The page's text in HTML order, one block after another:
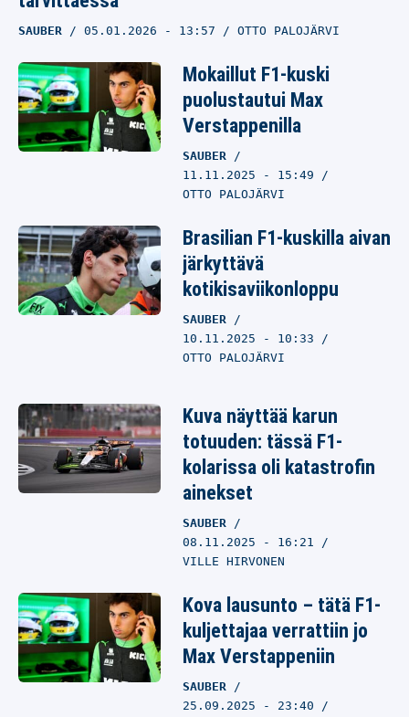
SAUBER 05.01.2026 - 13:57 OTTO PALOJÄRVI
Mokaillut F1-kuski
puolustautui Max
Verstappenilla
SAUBER
11.11.2025 - 15:49
OTTO PALOJÄRVI
Brasilian F1-kuskilla aivan
järkyttävä
kotikisaviikonloppu
SAUBER
10.11.2025 - 10:33
OTTO PALOJÄRVI
Kuva näyttää karun
totuuden: tässä F1-
kolarissa oli katastrofin
ainekset
SAUBER
08.11.2025 - 16:21
VILLE HIRVONEN
Kova lausunto – tätä F1-
kuljettajaa verrattiin jo
Max Verstappeniin
SAUBER
25.09.2025 - 23:40